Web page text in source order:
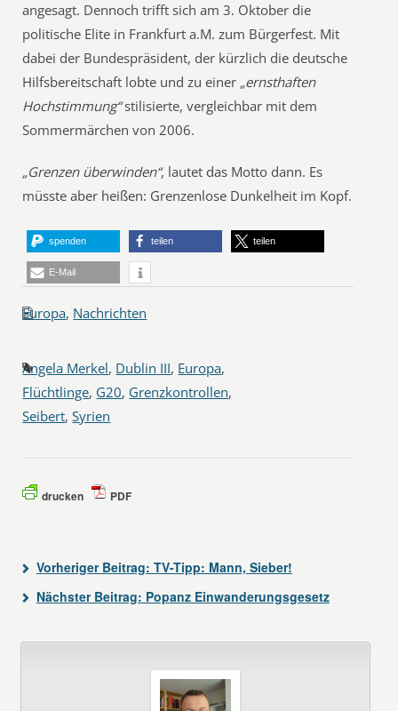
angesagt. Dennoch trifft sich am 3. Oktober die
politische Elite in Frankfurt a.M. zum Bürgerfest. Mit
dabei der Bundespräsident, der kürzlich die deutsche
Hilfsbereitschaft lobte und zu einer „ernsthaften
Hochstimmung“stilisierte, vergleichbar mit dem
Sommermärchen von 2006.
„Grenzen überwinden“, lautet das Motto dann. Es
müsste aber heißen: Grenzenlose Dunkelheit im Kopf.
spenden teilen teilen
E-Mail
Europa, Nachrichten
Angela Merkel, Dublin III, Europa,
Flüchtlinge, G20, Grenzkontrollen,
Seibert,Syrien
drucken PDF
Vorheriger Beitrag: TV-Tipp: Mann, Sieber!
Nächster Beitrag: Popanz Einwanderungsgesetz